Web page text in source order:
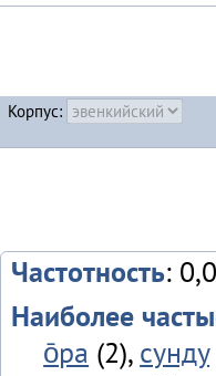
Корпус:
Частотность:
Наиболее
о̄ра (2), сунду